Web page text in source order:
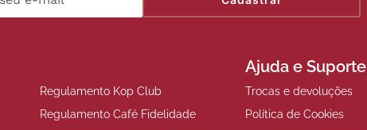
Regulamento Kop Club
Regulamento Café Fidelidade
Ajuda e Suporte
Trocas e devoluções
Política de Cookies